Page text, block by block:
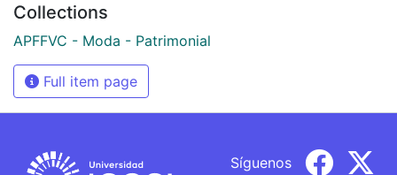
Collections
APFFVC - Moda - Patrimonial
Full item page
Síguenos